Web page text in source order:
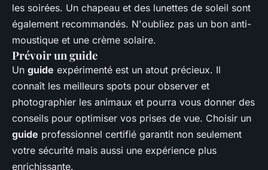
les soirées. Un chapeau et des lunettes de soleil sont
également recommandés. N'oubliez pas un bon anti-
moustique et une crème solaire.
Prévoir un guide
Un guide expérimenté est un atout précieux. Il
connaît les meilleurs spots pour observer et
photographier les animaux et pourra vous donner des
conseils pour optimiser vos prises de vue. Choisir un
guide professionnel certifié garantit non seulement
votre sécurité mais aussi une expérience plus
enrichissante.